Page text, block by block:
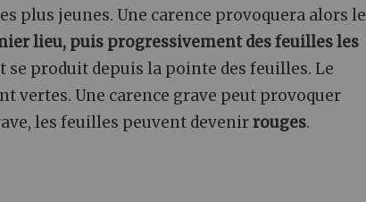
plus jeunes. Une carence provoquera alors le
lieu, puis progressivement des feuilles les
se produit depuis la pointe des feuilles. Le
vertes. Une carence grave peut provoquer
les feuilles peuvent devenirrouges.